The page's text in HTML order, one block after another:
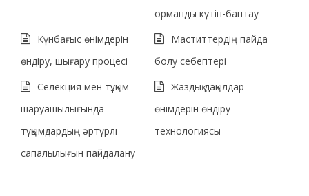
орманды күтіп-баптау
Күнбағыс өнімдерін
өндіру, шығару процесі
Маститтердің пайда
болу себептері
Селекция мен тұқым
шаруашылығында
тұқымдардың әртүрлі
сапалылығын пайдалану
Жаздық дақылдар
өнімдерін өндіру
технологиясы